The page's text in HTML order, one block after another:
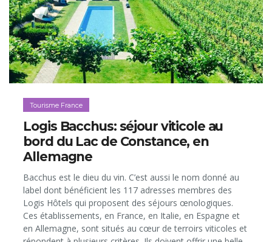
Tourisme France
Logis Bacchus: séjour viticole au
bord du Lac de Constance, en
Allemagne
Bacchus est le dieu du vin. C’est aussi le nom donné au
label dont bénéficient les 117 adresses membres des
Logis Hôtels qui proposent des séjours œnologiques.
Ces établissements, en France, en Italie, en Espagne et
en Allemagne, sont situés au cœur de terroirs viticoles et